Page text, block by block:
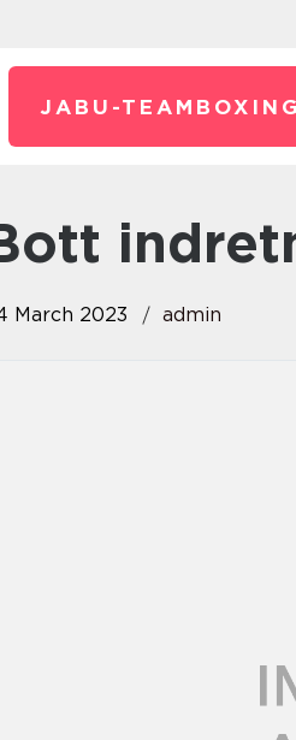
JABU-
Bott
March 2023 admin